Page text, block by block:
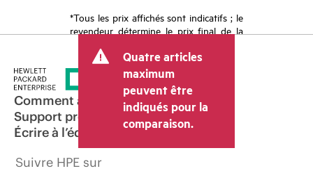
*Tous les prix affichés sont indicatifs ; le
revendeur détermine le prix final de la
tels que la TVA ou les taxes sur la vente
et les frais d’expédition. Le prix de la
transaction déterminé par le revendeur
peut varier par rapport à d’autres
revendeurs et au prix indicatif affiché.
Les prix indicatifs peuvent inclure des
offres promotionnelles limitées dans le
temps. HPE se réserve le droit d’ajuster
les prix à tout moment pour diverses
Quatre articles
maximum
peuvent être
indiqués pour la
comparaison.
Comment acheter
Support produit
Écrire à l’équipe commerciale
Suivre HPE sur